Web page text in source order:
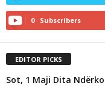
0 Subscribers
EDITOR PICKS
Sot, 1 Maji Dita